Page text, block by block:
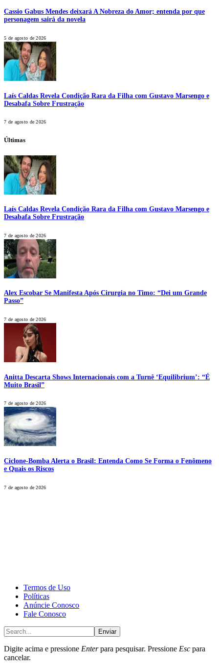
Cassio Gabus Mendes deixará A Nobreza do Amor; entenda por que
personagem sairá da novela
5 de agosto de 2026
Laís Caldas Revela Condição Rara da Filha com Gustavo Marsengo e
Desabafa Sobre Frustração
7 de agosto de 2026
Últimas
Laís Caldas Revela Condição Rara da Filha com Gustavo Marsengo e
Desabafa Sobre Frustração
7 de agosto de 2026
Alex Escobar Se Manifesta Após Cirurgia no Timo: “Dei um Grande
Passo”
7 de agosto de 2026
Anitta Descarta Shows Internacionais com a Turnê ‘Equilibrium’: “É
Muito Brasil”
7 de agosto de 2026
Ciclone-Bomba Alerta o Brasil: Entenda Como Se Forma o Fenômeno
e Quais os Riscos
7 de agosto de 2026
Termos de Uso
Políticas
Anúncie Conosco
Fale Conosco
Enviar
Digite acima e pressione Enterpara pesquisar. Pressione Esc para
cancelar.